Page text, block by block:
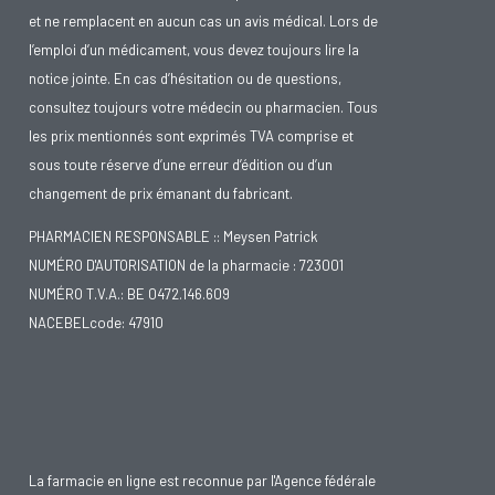
Les personnes souffrant d'anorexie (et d'autres troubles
alimentaires) connaissent un état constant de "dysmorphie
corporelle" : il s'agit d'un état permanent de malaise par
rapport à la perception de son propre corps, ainsi que par
rapport au fait de se voir et de se sentir mal, défectueux, pas
assez (bon). Vous ne pouvez plus vous considérer ou vous
juger, ainsi que votre poids et votre apparence, de manière
objective ou réaliste. De ces sentiments et de ces pensées
découlent des comportements alimentaires perturbés. Outre
alors être les seuls endroits, et les bienvenus, où l'on peut
et ne remplacent en aucun cas un avis médical. Lors de
l’emploi d’un médicament, vous devez toujours lire la
notice jointe. En cas d’hésitation ou de questions,
consultez toujours votre médecin ou pharmacien. Tous
les prix mentionnés sont exprimés TVA comprise et
sous toute réserve d’une erreur d’édition ou d’un
changement de prix émanant du fabricant.
PHARMACIEN RESPONSABLE :: Meysen Patrick
NUMÉRO D'AUTORISATION de la pharmacie : 723001
NUMÉRO T.V.A.: BE 0472.146.609
NACEBELcode: 47910
La farmacie en ligne est reconnue par l'Agence fédérale